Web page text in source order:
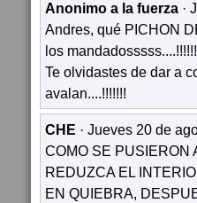
Anonimo a la fuerza ·
Andres, qué PICHON
los
Te olvidastes de dar a
avalan....!!!!!!!
CHE · Jueves 20 de
COMO SE PUSIERON
REDUZCA EL
EN QUIEBRA,